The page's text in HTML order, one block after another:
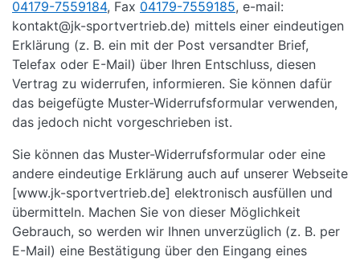
04179-7559184, Fax 04179-7559185, e-mail:
kontakt@jk-sportvertrieb.de) mittels einer eindeutigen
Erklärung (z. B. ein mit der Post versandter Brief,
Telefax oder E-Mail) über Ihren Entschluss, diesen
Vertrag zu widerrufen, informieren. Sie können dafür
das beigefügte Muster-Widerrufsformular verwenden,
das jedoch nicht vorgeschrieben ist.
Sie können das Muster-Widerrufsformular oder eine
andere eindeutige Erklärung auch auf unserer Webseite
[www.jk-sportvertrieb.de] elektronisch ausfüllen und
übermitteln. Machen Sie von dieser Möglichkeit
Gebrauch, so werden wir Ihnen unverzüglich (z. B. per
E-Mail) eine Bestätigung über den Eingang eines